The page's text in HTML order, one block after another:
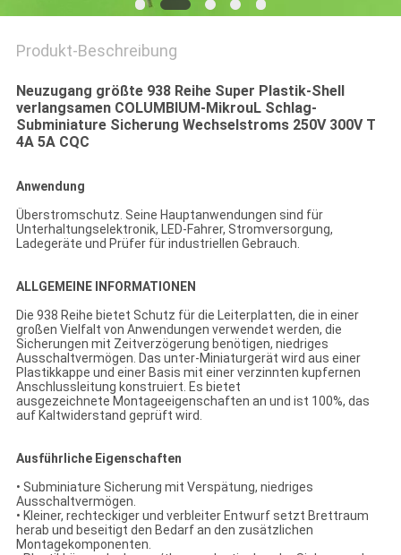
Produkt-Beschreibung
Neuzugang größte 938 Reihe Super Plastik-Shell
verlangsamen COLUMBIUM-MikrouL Schlag-
Subminiature Sicherung Wechselstroms 250V 300V T
4A 5A CQC
Anwendung
Überstromschutz. Seine Hauptanwendungen sind für
Unterhaltungselektronik, LED-Fahrer, Stromversorgung,
Ladegeräte und Prüfer für industriellen Gebrauch.
ALLGEMEINE INFORMATIONEN
Die 938 Reihe bietet Schutz für die Leiterplatten, die in einer
großen Vielfalt von Anwendungen verwendet werden, die
Sicherungen mit Zeitverzögerung benötigen, niedriges
Ausschaltvermögen. Das unter-Miniaturgerät wird aus einer
Plastikkappe und einer Basis mit einer verzinnten kupfernen
Anschlussleitung konstruiert. Es bietet
ausgezeichnete Montageeigenschaften an und ist 100%, das
auf Kaltwiderstand geprüft wird.
Ausführliche Eigenschaften
• Subminiature Sicherung mit Verspätung, niedriges
Ausschaltvermögen.
• Kleiner, rechteckiger und verbleiter Entwurf setzt Brettraum
herab und beseitigt den Bedarf an den zusätzlichen
Montagekomponenten.